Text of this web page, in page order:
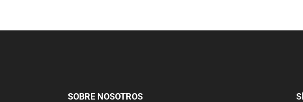
SOBRE NOSOTROS